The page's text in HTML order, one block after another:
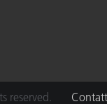
reserved.